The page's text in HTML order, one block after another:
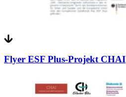
Flyer ESF Plus-Projekt CHAI